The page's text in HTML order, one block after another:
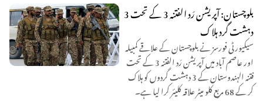
بلوچستان: آپریشن رَد الفتنہ 3 کے تحت 3
دہشت گرد ہلاک
سیکیورٹی فورسز نے بلوچستان کے علاقے کمبیلہ
اور عاصم آباد میں آپریشن رَد الفتنہ 3 کے تحت
فتنہ الہندوستان کے 3 دہشت گردوں کو ہلاک
کر کے 68 مربع کلو میٹر علاقہ کلیئر کرا لیا ہے۔